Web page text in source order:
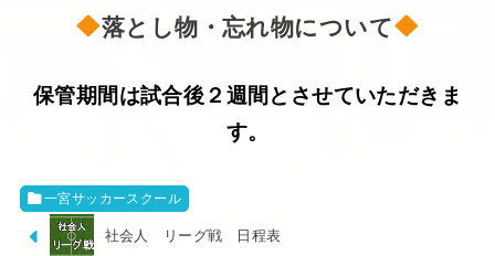
落とし物・忘れ物について
保管期間は試合後２週間とさせていただきま
す。
一宮サッカースクール
社会人 リーグ戦 日程表